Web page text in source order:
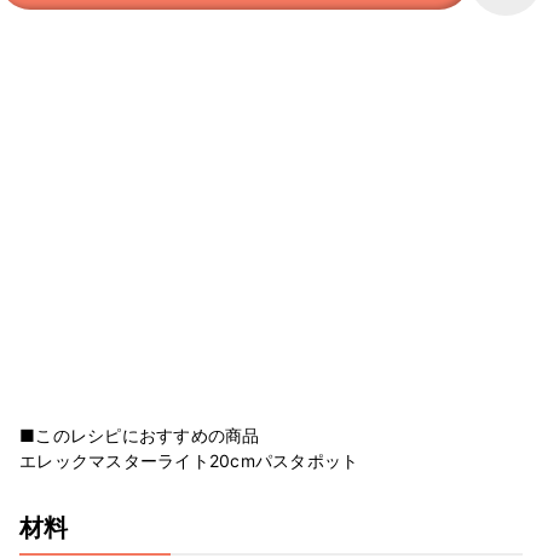
■このレシピにおすすめの商品
エレックマスターライト20cmパスタポット
材料